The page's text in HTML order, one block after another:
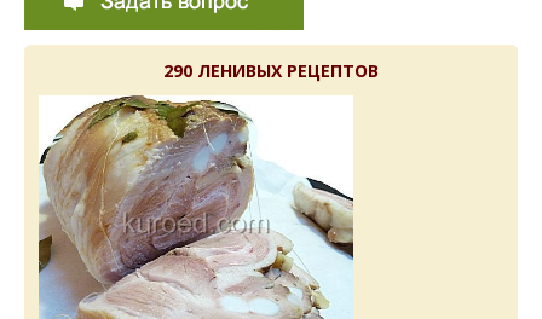
290 ЛЕНИВЫХ РЕЦЕПТОВ